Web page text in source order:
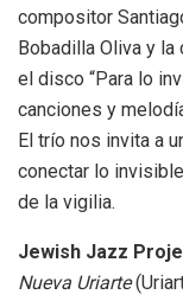
compositor
Bobadilla Oliva y
el disco “Para lo
canciones y
El trío nos invita a
conectar lo
de la vigilia.
Jewish Jazz
Nueva Uriarte